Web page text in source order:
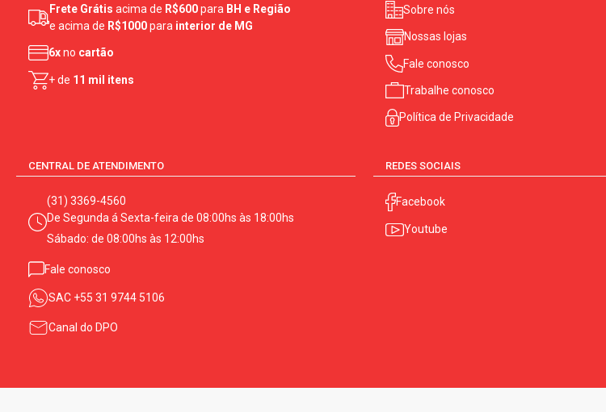
Frete Grátis acima de R$600para BH e Região
e acima de R$1000para interior de MG
6xno cartão
+ de 11 mil itens
Sobre nós
Nossas lojas
Fale conosco
Trabalhe conosco
Política de Privacidade
CENTRAL DE ATENDIMENTO
(31) 3369-4560
De Segunda á Sexta-feira de 08:00hs às 18:00hs
Sábado: de 08:00hs às 12:00hs
Fale conosco
SAC +55 31 9744 5106
Canal do DPO
REDES SOCIAIS
Facebook
Youtube